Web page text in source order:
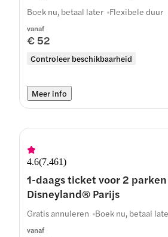
vanaf
€ 52
Controleer beschikbaarheid
Boek nu, betaal later Flexibele duur
Meer info
4.6(7,461)
1-daags ticket voor 2
Disneyland® Parijs
vanaf
Gratis annuleren Boek nu, betaal